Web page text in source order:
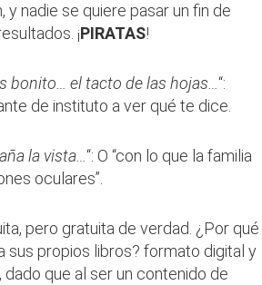
nadie se quiere pasar un fin de
¡PIRATAS!
bonito… el tacto de las hojas…“:
de instituto a ver qué te dice.
la vista…“: O “con lo que la familia
oculares”.
pero gratuita de verdad. ¿Por qué
sus propios libros? formato digital y
que al ser un contenido de